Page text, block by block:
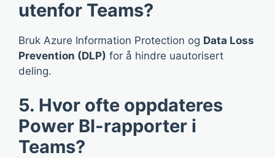
utenfor Teams?
Bruk Azure Information Protection og Data Loss
Prevention (DLP) for å hindre uautorisert
deling.
5. Hvor ofte oppdateres
Power BI-rapporter i
Teams?